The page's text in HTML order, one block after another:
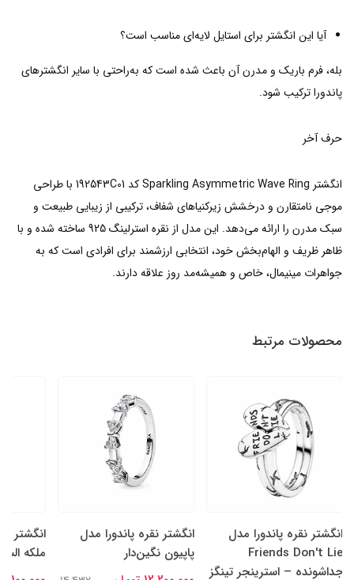
آیا این انگشتر برای استایل لایه‌ای مناسب است؟
بله، فرم باریک و مدرن آن باعث شده است که به‌راحتی با سایر انگشترهای
پاندورا ترکیب شود.
حرف آخر
انگشتر Sparkling Asymmetric Wave Ring کد 192543C01 با طراحی
موجی نامتقارن و درخشش زیرکنیاهای شفاف، ترکیبی از زیبایی طبیعت و
سبک مدرن را ارائه می‌دهد. این مدل از نقره استرلینگ 925 ساخته شده و با
ظاهر ظریف و الهام‌بخش خود، انتخابی ارزشمند برای افرادی است که به
جواهرات مینیمال، خاص و همیشه‌مد روز علاقه دارند.
محصولات مرتبط
انگشتر نقره پاندورا مدل
Friends Don't Lie
جداشونده – استرینجر تینگز
انگشتر نقره پاندورا مدل
پاپیون نگین‌دار
انگشتر
ملکه